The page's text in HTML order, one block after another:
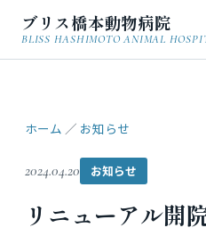
ブリス橋本動物病院
BLISS HASHIMOTO ANIMAL
ホーム ／ お知らせ
2024.04.20 お知らせ
リニューアル開